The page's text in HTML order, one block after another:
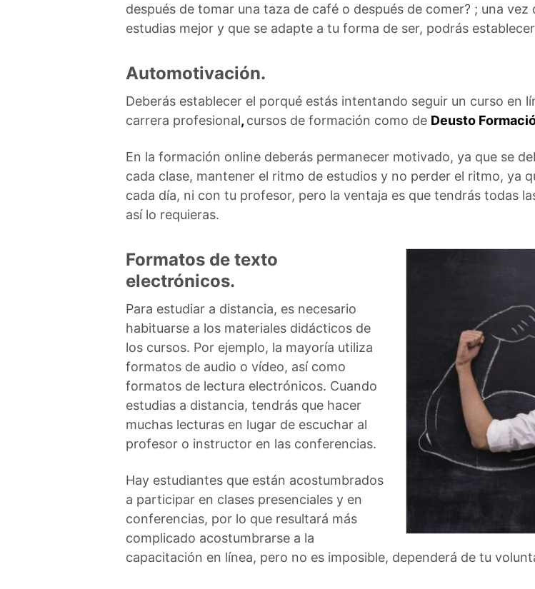
después de tomar una taza de café o después de comer? ; una
estudias mejor y que se adapte a tu forma de ser, podrás
Automotivación.
Deberás establecer el porqué estás intentando seguir un curso en
carrera profesional, cursos de formación como de Deusto
En la formación online deberás permanecer motivado, ya que se
cada clase, mantener el ritmo de estudios y no perder el ritmo, ya
cada día, ni con tu profesor, pero la ventaja es que tendrás todas
así lo requieras.
Formatos de texto
electrónicos.
Para estudiar a distancia, es necesario
habituarse a los materiales didácticos de
los cursos. Por ejemplo, la mayoría utiliza
formatos de audio o vídeo, así como
formatos de lectura electrónicos. Cuando
estudias a distancia, tendrás que hacer
muchas lecturas en lugar de escuchar al
profesor o instructor en las conferencias.
Hay estudiantes que están acostumbrados
a participar en clases presenciales y en
conferencias, por lo que resultará más
complicado acostumbrarse a la
capacitación en línea, pero no es imposible, dependerá de tu